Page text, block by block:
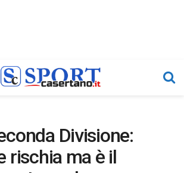
Divisione:
rischia ma è il